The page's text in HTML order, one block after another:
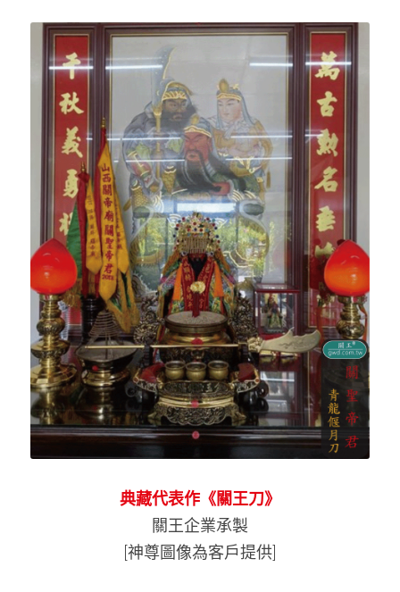
典藏代表作 《關王刀》
關王企業承製
[神尊圖像為客戶提供]